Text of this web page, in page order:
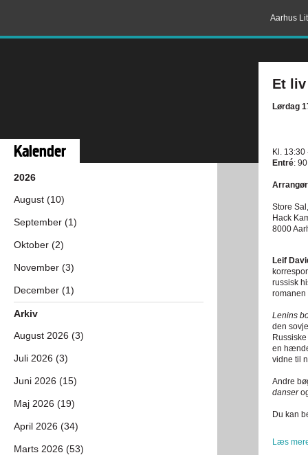
Aarhus
Et
Lørdag
Kl. 13:30
Entré:
Store
Hack
8000
Leif
russisk
romanen
Lenins
den
en
vidne til
Andre
danser
Du kan
Læs
Kalender
2026
August (10)
September (1)
Oktober (2)
November (3)
December (1)
Arkiv
August 2026 (3)
Juli 2026 (3)
Juni 2026 (15)
Maj 2026 (19)
April 2026 (34)
Marts 2026 (53)